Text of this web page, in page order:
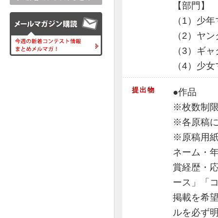
【部門】
（1）少
（2）ヤ
（3）ギ
（4）少
提出物
●作品
※枚数制
※各原稿
※原稿用
ネーム・
賞経歴・
ース」「
掲載を希
ルを必ず